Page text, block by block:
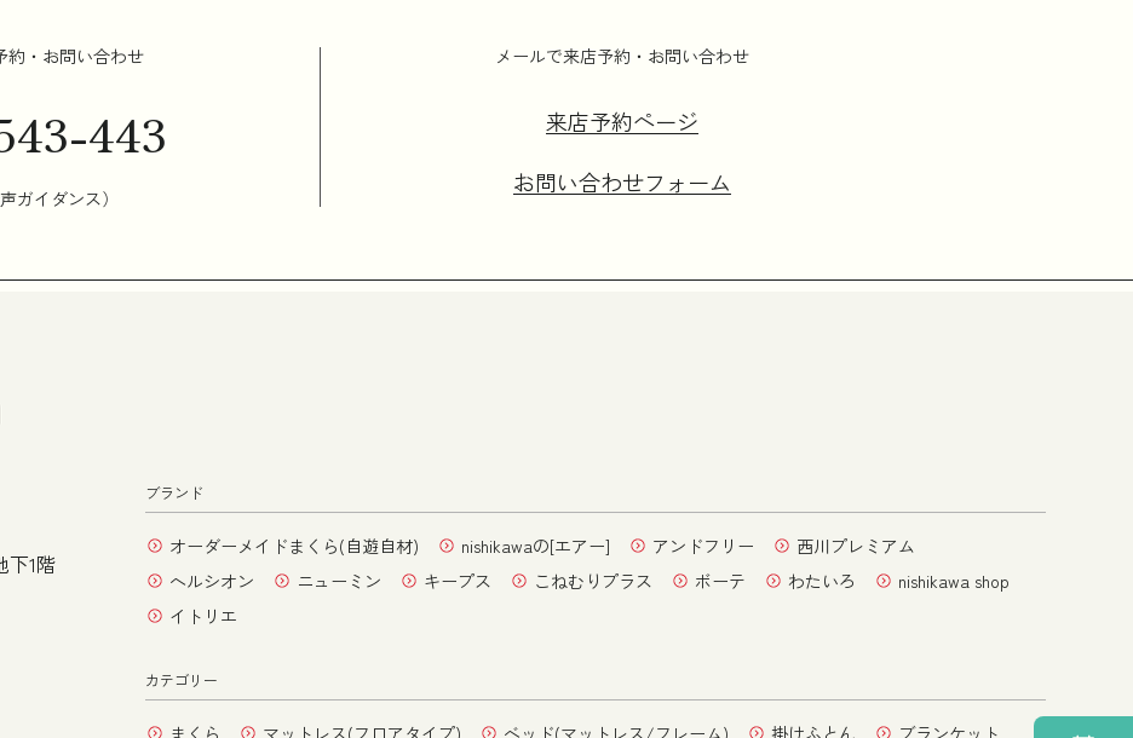
約・お問い合わせ
443
ガイダンス）
メールで来店予約・お問い合わせ
来店予約ページ
お問い合わせフォーム
下1階
ブランド
オーダーメイドまくら(自遊自材) nishikawaの[エアー] アンドフリー
西川プレミアム
ヘルシオン
ニューミン キープス こねむりプラス ボーテ わたいろ
nishikawa shop
イトリエ
カテゴリー
まくら マットレス(フロアタイプ) ベッド(マットレス/フレーム) 掛けふとん ブランケット